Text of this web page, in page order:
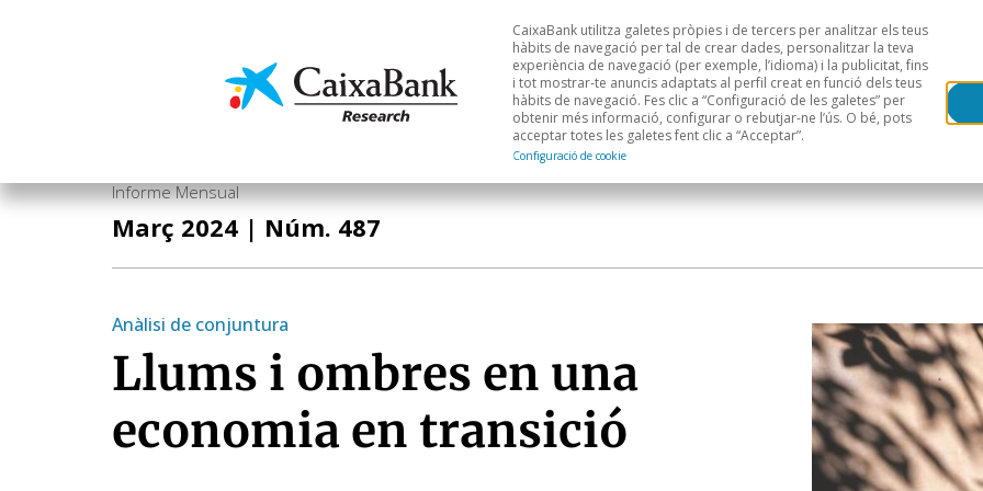
Economia i mercats Anàlisi sectorial Àrees geogràfiques
CaixaBank utilitza galetes pròpies i de tercers per analitzar els teus
hàbits de navegació per tal de crear dades, personalitzar la teva
experiència de navegació (per exemple, l’idioma) i la publicitat, fins
i tot mostrar-te anuncis adaptats al perfil creat en funció dels teus
hàbits de navegació. Fes clic a “Configuració de les galetes” per
obtenir més informació, configurar o rebutjar-ne l’ús. O bé, pots
acceptar totes les galetes fent clic a “Acceptar”.
Configuració de cookie
Informe Mensual
Març 2024 | Núm. 487
Anàlisi de conjuntura
Llums i ombres en una
economia en transició